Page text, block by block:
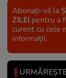
Abonați-vă la
ZILEI pentru a
curent cu cele
informații.